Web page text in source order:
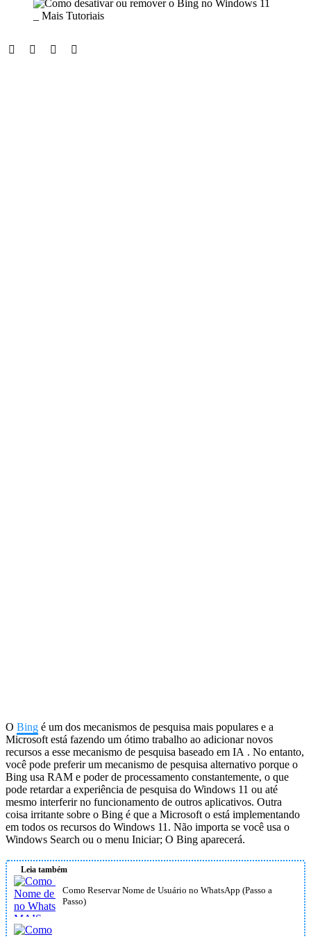
O Bing é um dos mecanismos de pesquisa mais populares e a
Microsoft está fazendo um ótimo trabalho ao adicionar novos
recursos a esse mecanismo de pesquisa baseado em IA . No entanto,
você pode preferir um mecanismo de pesquisa alternativo porque o
Bing usa RAM e poder de processamento constantemente, o que
pode retardar a experiência de pesquisa do Windows 11 ou até
mesmo interferir no funcionamento de outros aplicativos. Outra
coisa irritante sobre o Bing é que a Microsoft o está implementando
em todos os recursos do Windows 11. Não importa se você usa o
Windows Search ou o menu Iniciar; O Bing aparecerá.
Leia também
Como Reservar Nome de Usuário no WhatsApp (Passo a
Passo)